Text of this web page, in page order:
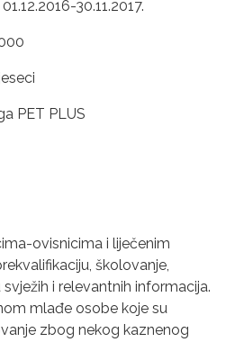
30.11.2017.
PET PLUS
ovisnicima i liječenim
školovanje,
i relevantnih informacija.
mlađe osobe koje su
zbog nekog kaznenog